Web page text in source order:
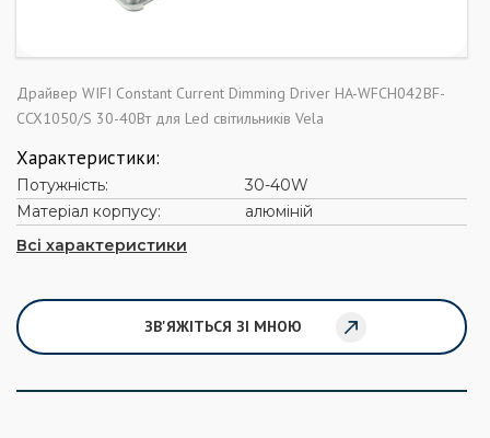
Драйвер WIFI Constant Current Dimming Driver HA-WFCH042BF-
CCX1050/S 30-40Вт для Led світильників Vela
Характеристики:
Потужність:
30-40W
Матеріал корпусу:
алюміній
Всі характеристики
ЗВ'ЯЖІТЬСЯ ЗІ МНОЮ